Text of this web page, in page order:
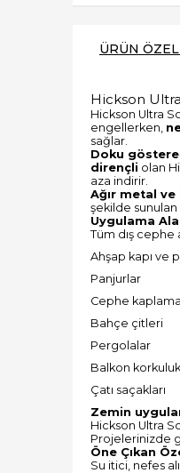
ÜRÜN
Hickson
Hickson Ultra
engellerken,
sağlar.
Doku
dirençli olan
aza indirir.
Ağır metal
şekilde
Uygulama
Tüm dış cephe
Ahşap kapı ve
Panjurlar
Cephe
Bahçe çitleri
Pergolalar
Balkon
Çatı saçakları
Zemin
Hickson Ultra
Projelerinizde
Öne Çıkan
Su itici, nefes